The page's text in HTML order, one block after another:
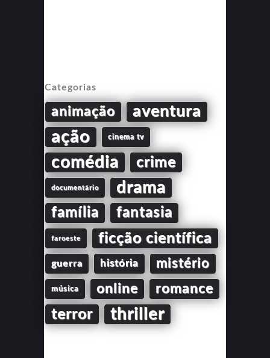
Categorias
animação aventura
ação cinema tv
comédia crime
documentário drama
família fantasia
faroeste ficção científica
guerra história mistério
música online romance
terror thriller